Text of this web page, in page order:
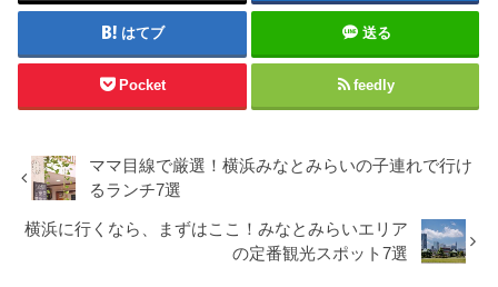
はてブ 送る
Pocket feedly
ママ目線で厳選！横浜みなとみらいの子連れで行け
るランチ7選
横浜に行くなら、まずはここ！みなとみらいエリア
の定番観光スポット7選